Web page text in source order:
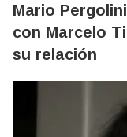
Mario
con Marcelo
su relación